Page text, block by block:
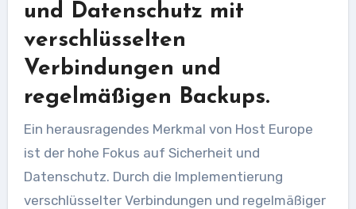
und Datenschutz mit
verschlüsselten
Verbindungen und
regelmäßigen Backups.
Ein herausragendes Merkmal von Host Europe
ist der hohe Fokus auf Sicherheit und
Datenschutz. Durch die Implementierung
verschlüsselter Verbindungen und regelmäßiger